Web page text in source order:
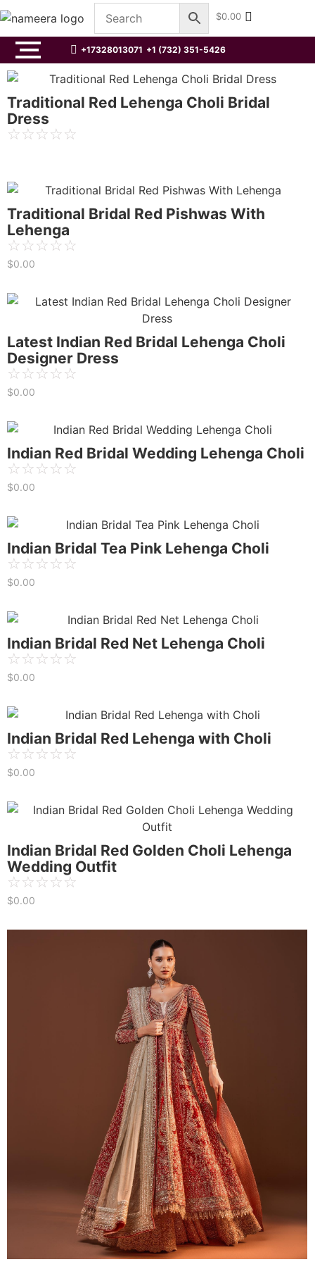
$0.00
+17328013071 +1 (732) 351-5426
Traditional Red Lehenga Choli Bridal
Dress
☆☆☆☆☆
Traditional Bridal Red Pishwas With
Lehenga
☆☆☆☆☆
$0.00
Latest Indian Red Bridal Lehenga Choli
Designer Dress
☆☆☆☆☆
$0.00
Indian Red Bridal Wedding Lehenga Choli
☆☆☆☆☆
$0.00
Indian Bridal Tea Pink Lehenga Choli
☆☆☆☆☆
$0.00
Indian Bridal Red Net Lehenga Choli
☆☆☆☆☆
$0.00
Indian Bridal Red Lehenga with Choli
☆☆☆☆☆
$0.00
Indian Bridal Red Golden Choli Lehenga
Wedding Outfit
☆☆☆☆☆
$0.00